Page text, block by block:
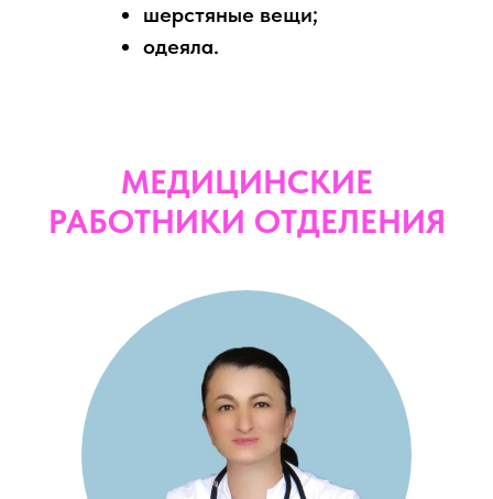
шерстяные вещи;
одеяла.
МЕДИЦИНСКИЕ
РАБОТНИКИ ОТДЕЛЕНИЯ